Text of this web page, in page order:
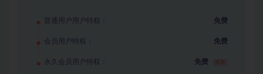
普通用户用户特权： 免费
会员用户特权： 免费
永久会员用户特权： 免费